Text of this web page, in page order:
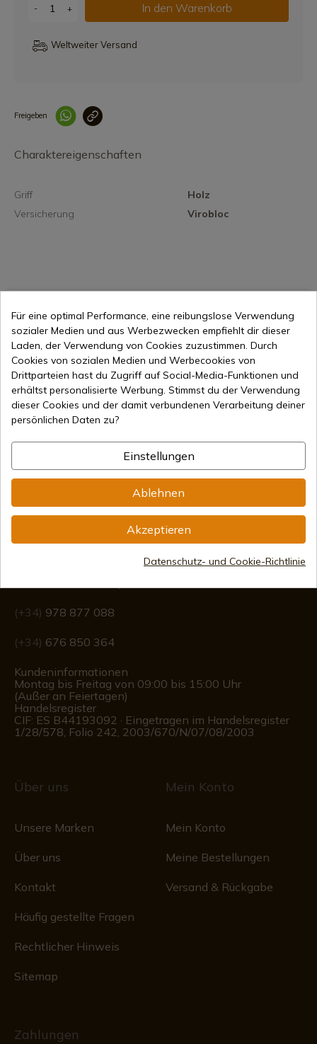
- + In den Warenkorb
Weltweiter Versand
Freigeben
Charaktereigenschaften
Griff
Holz
Versicherung
Virobloc
18,51 € In den Warenkorb
Online-Verkauf seit 1998
Sichere Zahlungsmethoden
Internationaler Versand
Information
(+34) 978 877 088
(+34) 676 850 364
Kundeninformationen
Montag bis Freitag von 09:00 bis 15:00 Uhr
(Außer an Feiertagen)
Handelsregister
CIF: ES B44193092 · Eingetragen im Handelsregister
1/28/578, Folio 242, 2003/670/N/07/08/2003
Über uns
Unsere Marken
Über uns
Kontakt
Häufig gestellte Fragen
Rechtlicher Hinweis
Sitemap
Mein Konto
Mein Konto
Meine Bestellungen
Versand & Rückgabe
Zahlungen
Für eine optimal Performance, eine reibungslose Verwendung
sozialer Medien und aus Werbezwecken empfiehlt dir dieser
Laden, der Verwendung von Cookies zuzustimmen. Durch
Cookies von sozialen Medien und Werbecookies von
Drittparteien hast du Zugriff auf Social-Media-Funktionen und
erhältst personalisierte Werbung. Stimmst du der Verwendung
dieser Cookies und der damit verbundenen Verarbeitung deiner
persönlichen Daten zu?
Einstellungen
Ablehnen
Akzeptieren
Datenschutz- und Cookie-Richtlinie